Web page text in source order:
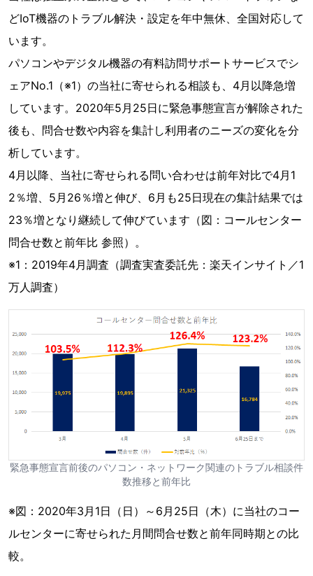
どIoT機器のトラブル解決・設定を年中無休、全国対応して
います。
パソコンやデジタル機器の有料訪問サポートサービスでシ
ェアNo.1（※1）の当社に寄せられる相談も、4月以降急増
しています。2020年5月25日に緊急事態宣言が解除された
後も、問合せ数や内容を集計し利用者のニーズの変化を分
析しています。
4月以降、当社に寄せられる問い合わせは前年対比で4月1
2％増、5月26％増と伸び、6月も25日現在の集計結果では
23％増となり継続して伸びています（図：コールセンター
問合せ数と前年比 参照）。
※1：2019年4月調査（調査実査委託先：楽天インサイト／1
万人調査）
緊急事態宣言前後のパソコン・ネットワーク関連のトラブル相談件
数推移と前年比
※図：2020年3月1日（日）～6月25日（木）に当社のコー
ルセンターに寄せられた月間問合せ数と前年同時期との比
較。